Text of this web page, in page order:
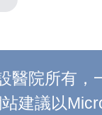
院所有
建議以